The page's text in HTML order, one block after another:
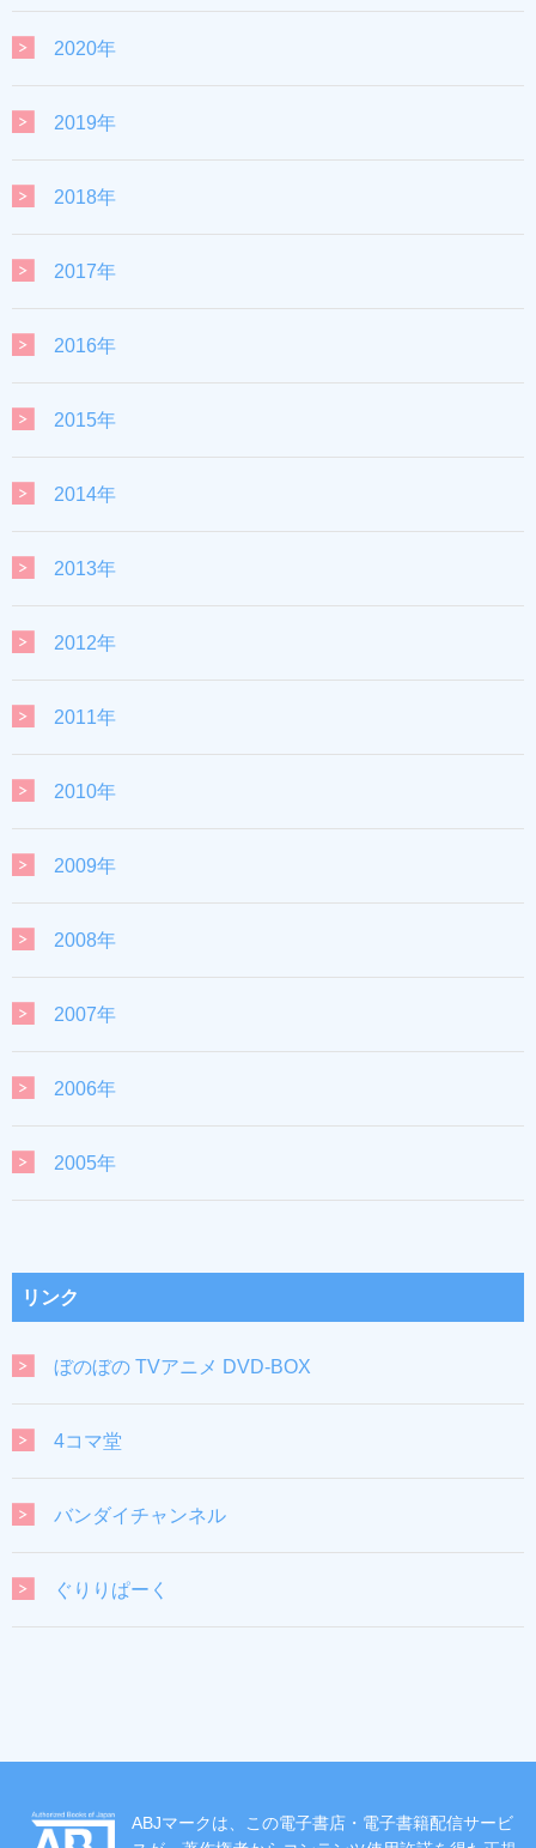
2020年
2019年
2018年
2017年
2016年
2015年
2014年
2013年
2012年
2011年
2010年
2009年
2008年
2007年
2006年
2005年
リンク
ぼのぼの TVアニメ DVD-BOX
4コマ堂
バンダイチャンネル
ぐりりぱーく
ABJマークは、この電子書店・電子書籍配信サービ